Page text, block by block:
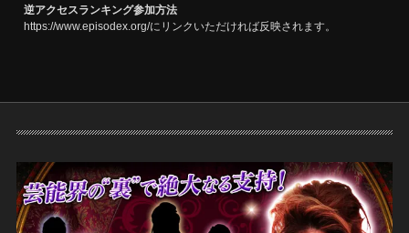
逆アクセスランキング参加方法
https://www.episodex.org/にリンクいただければ反映されます。